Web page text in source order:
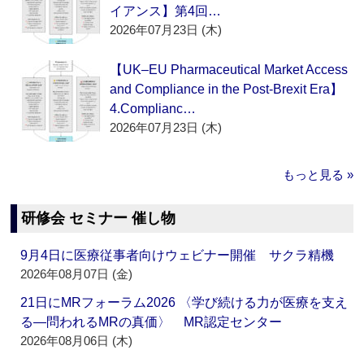
イアンス】第4回…
2026年07月23日 (木)
【UK–EU Pharmaceutical Market Access
and Compliance in the Post-Brexit Era】
4.Complianc…
2026年07月23日 (木)
もっと見る »
研修会 セミナー 催し物
9月4日に医療従事者向けウェビナー開催 サクラ精機
2026年08月07日 (金)
21日にMRフォーラム2026 〈学び続ける力が医療を支え
る―問われるMRの真価〉 MR認定センター
2026年08月06日 (木)